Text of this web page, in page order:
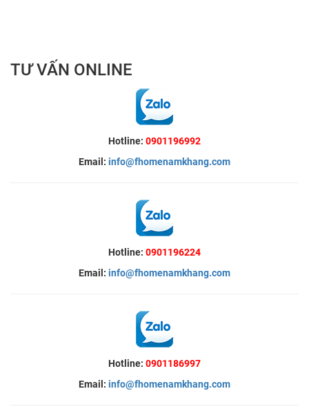
TƯ VẤN ONLINE
Hotline: 0901196992
Email: info@fhomenamkhang.com
Hotline: 0901196224
Email: info@fhomenamkhang.com
Hotline: 0901186997
Email: info@fhomenamkhang.com